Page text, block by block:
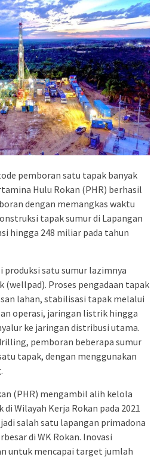
pemboran satu tapak banyak
Hulu Rokan (PHR) berhasil
dengan memangkas waktu
tapak sumur di Lapangan
hingga 248 miliar pada tahun
satu sumur lazimnya
(wellpad). Proses pengadaan tapak
lahan, stabilisasi tapak melalui
operasi, jaringan listrik hingga
ke jaringan distribusi utama.
pemboran beberapa sumur
tapak, dengan menggunakan
(PHR) mengambil alih kelola
Wilayah Kerja Rokan pada 2021
salah satu lapangan primadona
di WK Rokan. Inovasi
untuk mencapai target jumlah